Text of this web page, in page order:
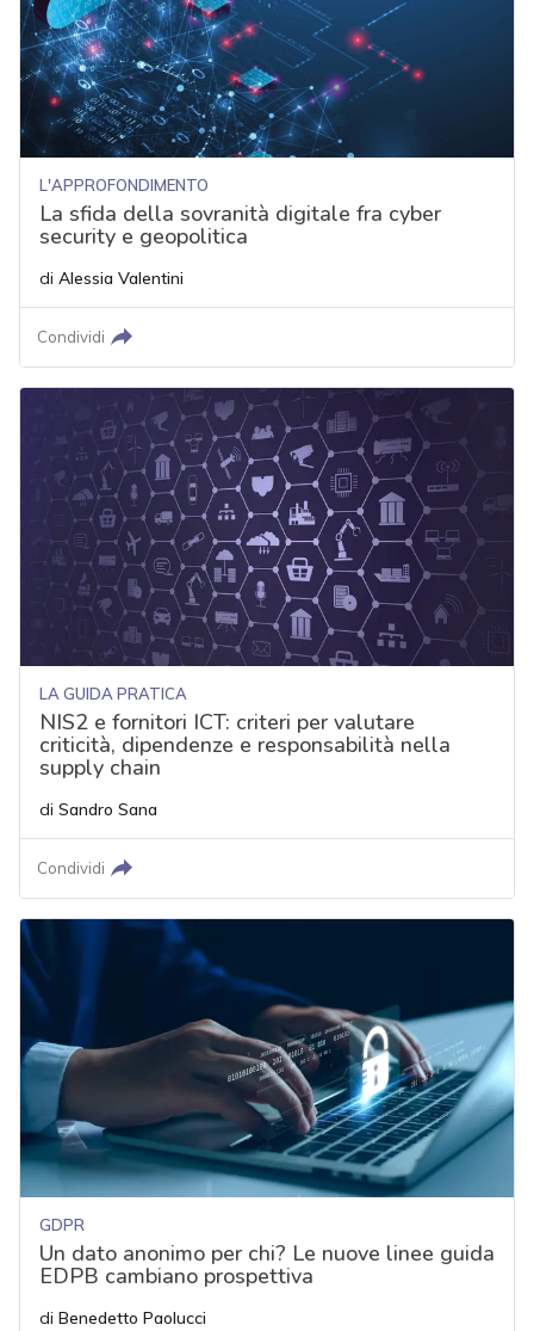
L'APPROFONDIMENTO
La sfida della sovranità digitale fra cyber
security e geopolitica
di Alessia Valentini
Condividi
LA GUIDA PRATICA
NIS2 e fornitori ICT: criteri per valutare
criticità, dipendenze e responsabilità nella
supply chain
di Sandro Sana
Condividi
GDPR
Un dato anonimo per chi? Le nuove linee guida
EDPB cambiano prospettiva
di Benedetto Paolucci